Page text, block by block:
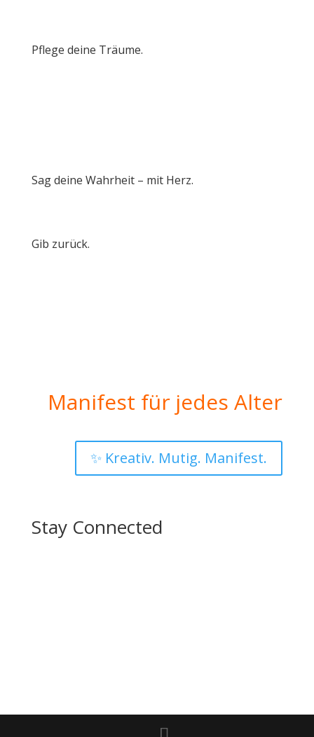
Pflege deine Träume.
Sag deine Wahrheit – mit Herz.
Gib zurück.
Manifest für jedes Alter
✨ Kreativ. Mutig. Manifest.
Stay Connected